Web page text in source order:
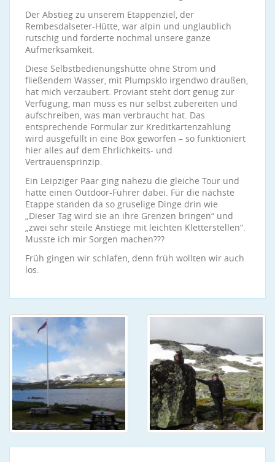
Der Abstieg zu unserem Etappenziel, der
Rembesdalseter-Hütte, war alpin und unglaublich
rutschig und forderte nochmal unsere ganze
Aufmerksamkeit.
Diese Selbstbedienungshütte ohne Strom und
fließendem Wasser, mit Plumpsklo irgendwo draußen,
hat mich verzaubert. Proviant steht dort genug zur
Verfügung, man muss es nur selbst zubereiten und
aufschreiben, was man verbraucht hat. Das
entsprechende Formular zur Kreditkartenzahlung
wird ausgefüllt in eine Box geworfen – so funktioniert
hier alles auf dem Ehrlichkeits- und
Vertrauensprinzip.
Ein Leipziger Paar ging nahezu die gleiche Tour und
hatte einen Outdoor-Führer dabei. Für die nächste
Etappe standen da so gruselige Dinge drin wie
„Dieser Tag wird sie an ihre Grenzen bringen“ und
„zwei sehr steile Anstiege mit leichten Kletterstellen“.
Musste ich mir Sorgen machen???
Früh gingen wir schlafen, denn früh wollten wir auch
los.